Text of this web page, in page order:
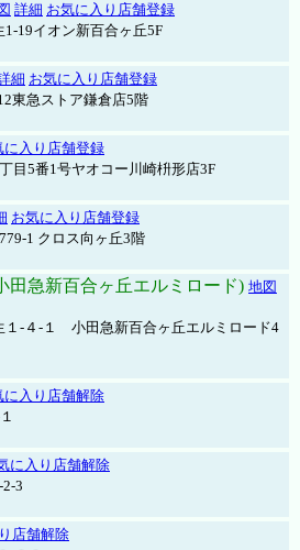
詳細 お気に入り店舗登録
19イオン新百合ヶ丘5F
細 お気に入り店舗登録
東急ストア鎌倉店5階
に入り店舗登録
目5番1号ヤオコー川崎枡形店3F
お気に入り店舗登録
1 クロス向ヶ丘3階
田急新百合ヶ丘エルミロード) 地図
１-４-１ 小田急新百合ヶ丘エルミロード4
に入り店舗解除
に入り店舗解除
3
店舗解除